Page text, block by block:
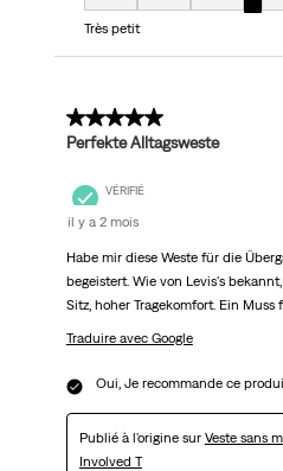
Très petit
5 sur 5 étoiles.
Perfekte Alltagsweste
VÉRIFIÉ
il y a 2 mois
Habe mir diese Weste für die
begeistert. Wie von Levis's
Sitz, hoher Tragekomfort. Ein
Traduire avec Google
Oui, Je recommande ce
Publié à l'origine sur Veste sans
Involved T